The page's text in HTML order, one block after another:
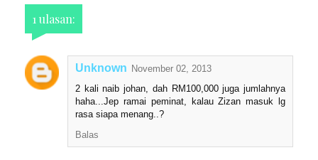
1 ulasan:
Unknown November 02, 2013
2 kali naib johan, dah RM100,000 juga jumlahnya
haha...Jep ramai peminat, kalau Zizan masuk lg
rasa siapa menang..?
Balas